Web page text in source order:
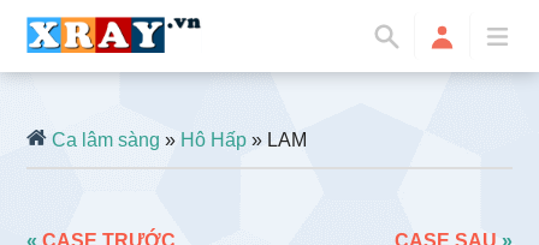
Ca lâm sàng » Hô Hấp » LAM
«CASE TRƯỚC CASE SAU »